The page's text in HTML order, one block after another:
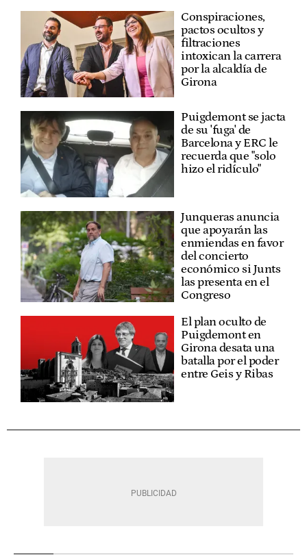
Conspiraciones,
pactos ocultos y
filtraciones
intoxican la carrera
por la alcaldía de
Girona
Puigdemont se jacta
de su 'fuga' de
Barcelona y ERC le
recuerda que "solo
hizo el ridículo"
Junqueras anuncia
que apoyarán las
enmiendas en favor
del concierto
económico si Junts
las presenta en el
Congreso
El plan oculto de
Puigdemont en
Girona desata una
batalla por el poder
entre Geis y Ribas